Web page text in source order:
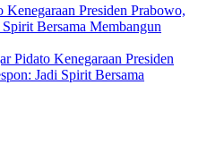
Pidato Kenegaraan Presiden
Jadi Spirit Bersama